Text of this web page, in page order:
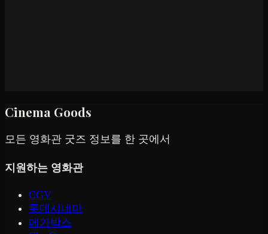
Cinema Goods
모든 영화관 굿즈 정보를 한 곳에서
지원하는 영화관
CGV
롯데시네마
메가박스